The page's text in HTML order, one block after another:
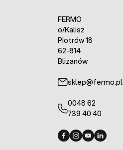
FERMO
o/Kalisz
Piotrów 18
62-814
Blizanów
sklep@fermo.pl
0048 62
739 40 40